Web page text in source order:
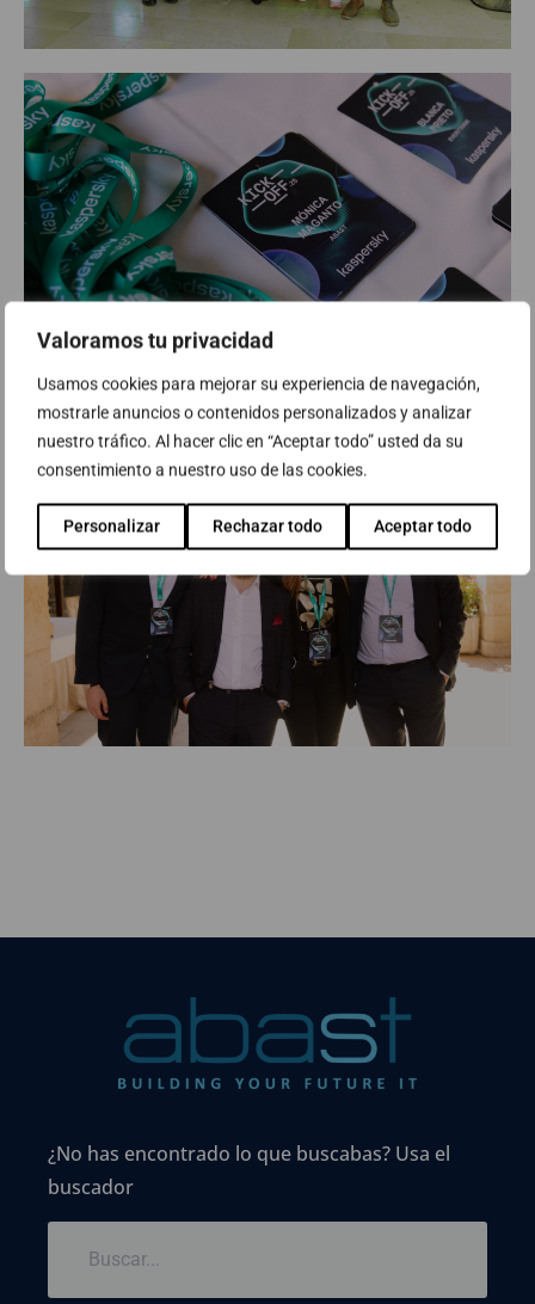
Valoramos tu privacidad
Usamos cookies para mejorar su experiencia de navegación,
mostrarle anuncios o contenidos personalizados y analizar
nuestro tráfico. Al hacer clic en “Aceptar todo” usted da su
consentimiento a nuestro uso de las cookies.
Personalizar Rechazar todo Aceptar todo
¿No has encontrado lo que buscabas? Usa el
buscador